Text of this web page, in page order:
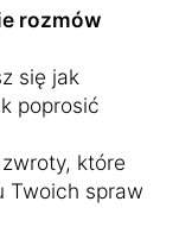
rozmów
się jak
poprosić
które
Twoich spraw